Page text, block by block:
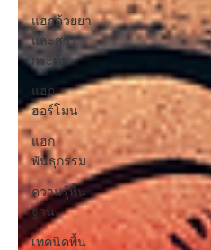
แฮกด้วยยา
และสาร
กระตุ้น
แฮก
ฮอร์โมน
แฮก
พันธุกรรม
ความรู้พื้น
ฐาน
เทคนิคพื้น